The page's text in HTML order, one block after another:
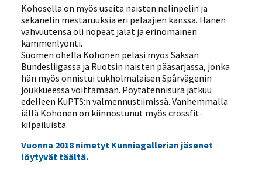
Kohosella on myös useita naisten nelinpelin ja
sekanelin mestaruuksia eri pelaajien kanssa. Hänen
vahvuutensa oli nopeat jalat ja erinomainen
kämmenlyönti.
Suomen ohella Kohonen pelasi myös Saksan
Bundesliigassa ja Ruotsin naisten pääsarjassa, jonka
hän myös onnistui tukholmalaisen Spårvägenin
joukkueessa voittamaan. Pöytätennisura jatkuu
edelleen KuPTS:n valmennustiimissä. Vanhemmalla
iällä Kohonen on kiinnostunut myös crossfit-
kilpailuista.
Vuonna 2018 nimetyt Kunniagallerian jäsenet
löytyvät täältä.